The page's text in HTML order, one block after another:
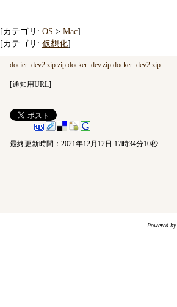
[カテゴリ: OS > Mac]
[カテゴリ: 仮想化]
docier_dev2.zip.zip docker_dev.zip docker_dev2.zip
[通知用URL]
最終更新時間：2021年12月12日 17時34分10秒
Powered by